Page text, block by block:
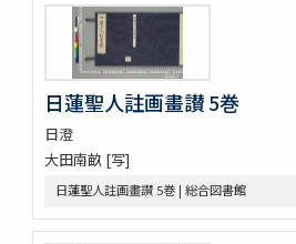
六根清浄大祓 . 神道大意
ますかゝみ 17巻
信長記 15巻
建礼門院右京大夫家集 2巻
三國佛法傳通縁起 3巻
列子鬳齋口義 2巻
をみなへし 3巻
鴨長明方丈記之抄
楊子雲集 3巻坿傳1巻
日蓮聖人註画畫讃 5巻
日澄
大田南畝 [写]
日蓮聖人註画畫讃 5巻 | 総合図書館